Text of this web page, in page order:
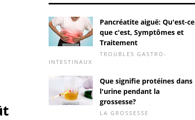
Pancréatite aiguë: Qu'est-ce
que c'est, Symptômes et
Traitement
TROUBLES GASTRO-
INTESTINAUX
Que signifie protéines dans
l'urine pendant la
grossesse?
LA GROSSESSE